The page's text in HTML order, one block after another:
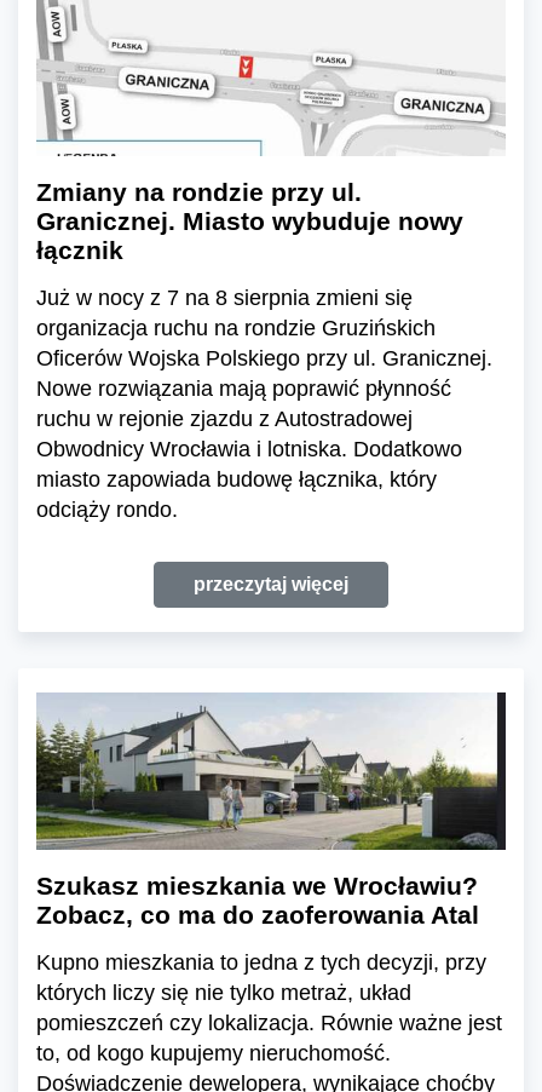
Zmiany na rondzie przy ul.
Granicznej. Miasto wybuduje nowy
łącznik
Już w nocy z 7 na 8 sierpnia zmieni się
organizacja ruchu na rondzie Gruzińskich
Oficerów Wojska Polskiego przy ul. Granicznej.
Nowe rozwiązania mają poprawić płynność
ruchu w rejonie zjazdu z Autostradowej
Obwodnicy Wrocławia i lotniska. Dodatkowo
miasto zapowiada budowę łącznika, który
odciąży rondo.
przeczytaj więcej
Szukasz mieszkania we Wrocławiu?
Zobacz, co ma do zaoferowania Atal
Kupno mieszkania to jedna z tych decyzji, przy
których liczy się nie tylko metraż, układ
pomieszczeń czy lokalizacja. Równie ważne jest
to, od kogo kupujemy nieruchomość.
Doświadczenie dewelopera, wynikające choćby